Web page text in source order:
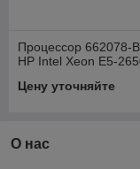
Процессор 662078-
HP Intel Xeon E5-
Цену уточняйте
О нас